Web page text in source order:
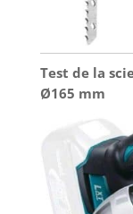
Test de la
Ø165 mm